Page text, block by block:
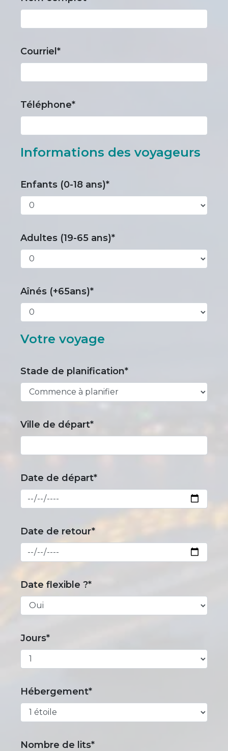
Courriel*
Téléphone*
Informations des voyageurs
Enfants (0-18 ans)*
Adultes (19-65 ans)*
Aînés (+65ans)*
Votre voyage
Stade de planification*
Ville de départ*
Date de départ*
Date de retour*
Date flexible ?*
Jours*
Hébergement*
Nombre de lits*